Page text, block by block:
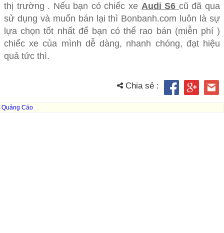
thị trường . Nếu bạn có chiếc xe Audi S6 cũ đã qua
sử dụng và muốn bán lại thì Bonbanh.com luôn là sự
lựa chọn tốt nhất để bạn có thể rao bán (miễn phí )
chiếc xe của mình dễ dàng, nhanh chóng, đạt hiệu
quả tức thì.
Chia sẻ :
Quảng Cáo